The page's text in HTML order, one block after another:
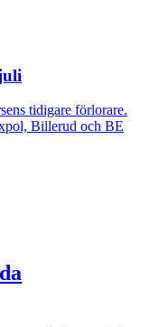
tidigare förlorare.
Billerud och BE